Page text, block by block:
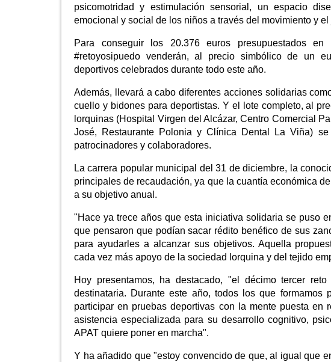
psicomotridad y estimulación sensorial, un espacio
emocional y social de los niños a través del movimiento y el
Para conseguir los 20.376 euros presupuestados
#retoyosipuedo venderán, al precio simbólico de un
deportivos celebrados durante todo este año.
Además, llevará a cabo diferentes acciones solidarias
cuello y bidones para deportistas. Y el lote completo, al
lorquinas (Hospital Virgen del Alcázar, Centro Comercial
José, Restaurante Polonia y Clínica Dental La Viña)
patrocinadores y colaboradores.
La carrera popular municipal del 31 de diciembre, la
principales de recaudación, ya que la cuantía económica
a su objetivo anual.
"Hace ya trece años que esta iniciativa solidaria se puso
que pensaron que podían sacar rédito benéfico de sus
para ayudarles a alcanzar sus objetivos. Aquella
cada vez más apoyo de la sociedad lorquina y del tejido
Hoy presentamos, ha destacado, "el décimo tercer
destinataria. Durante este año, todos los que
participar en pruebas deportivas con la mente puesta
asistencia especializada para su desarrollo cognitivo,
APAT quiere poner en marcha".
Y ha añadido que "estoy convencido de que, al igual que